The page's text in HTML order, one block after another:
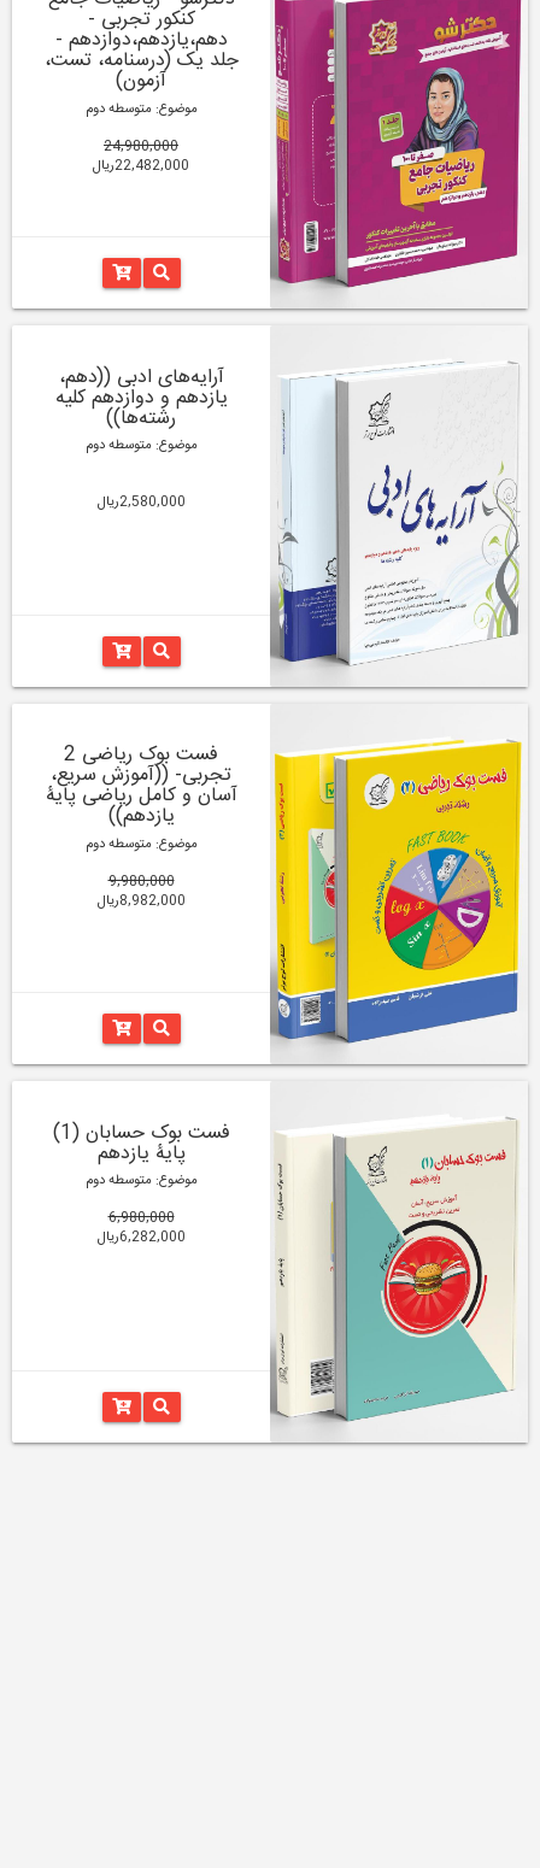
کنکور تجربی -
دهم،یازدهم،دوازدهم -
جلد یک (درسنامه، تست،
آزمون)
موضوع: متوسطه دوم
24,980,000
22,482,000ریال
آرایه‌های ادبی ((دهم،
یازدهم و دوازدهم کلیه
رشته‌‌ها))
موضوع: متوسطه دوم
2,580,000ریال
فست بوک ریاضی 2
تجربی- ((آموزش سریع،
آسان و کامل ریاضی پایۀ
یازدهم))
موضوع: متوسطه دوم
9,980,000
8,982,000ریال
فست بوک حسابان (1)
پایۀ یازدهم
موضوع: متوسطه دوم
6,980,000
6,282,000ریال